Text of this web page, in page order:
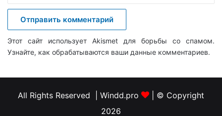
Этот сайт использует Akismet для борьбы со спамом.
Узнайте, как обрабатываются ваши данные комментариев.
All Rights Reserved | Windd.pro
| © Copyright
2026